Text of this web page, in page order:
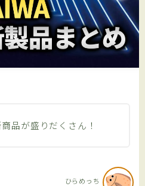
品が盛りだくさん！
ひらめっち